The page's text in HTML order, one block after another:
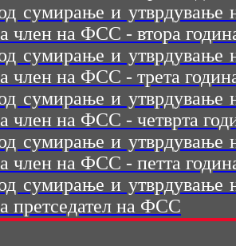
сумирање и утврдување
член на ФСС - втора
сумирање и утврдување
член на ФСС - трета
сумирање и утврдување
член на ФСС - четврта
сумирање и утврдување
член на ФСС - петта
сумирање и утврдување
претседател на ФСС